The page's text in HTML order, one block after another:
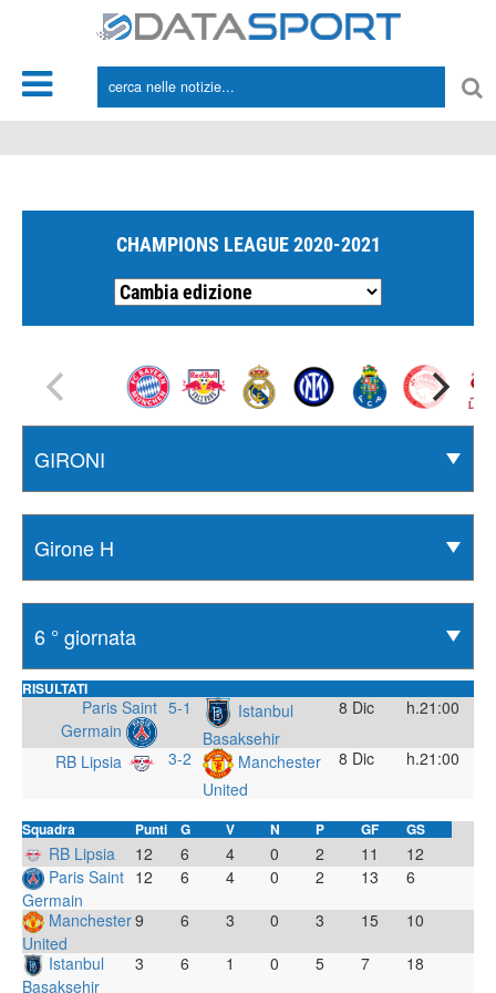
CHAMPIONS LEAGUE 2020-2021
RISULTATI
Paris Saint
Germain
5-1
Istanbul
Basaksehir
8 Dic h.21:00
RB Lipsia 3-2
Manchester
United
8 Dic h.21:00
Squadra Punti G V N P GF GS
RB Lipsia 12 6 4 0 2 11
12
Paris Saint
Germain
12 6 4 0 2 13
6
Manchester
United
9 6 3 0 3 15
10
Istanbul
Basaksehir
3 6 1 0 5 7 18